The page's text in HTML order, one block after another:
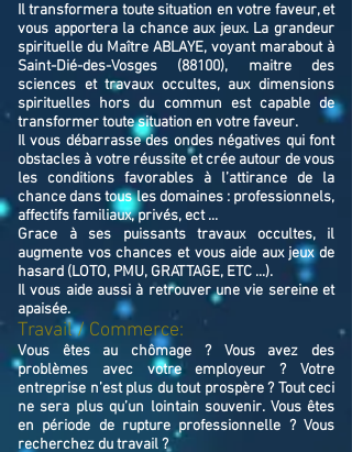
Il transformera toute situation en votre faveur, et
vous apportera la chance aux jeux. La grandeur
spirituelle du Maître ABLAYE, voyant marabout à
Saint-Dié-des-Vosges (88100), maitre des
sciences et travaux occultes, aux dimensions
spirituelles hors du commun est capable de
transformer toute situation en votre faveur.
Il vous débarrasse des ondes négatives qui font
obstacles à votre réussite et crée autour de vous
les conditions favorables à l’attirance de la
chance dans tous les domaines : professionnels,
affectifs familiaux, privés, ect ...
Grace à ses puissants travaux occultes, il
augmente vos chances et vous aide aux jeux de
hasard (LOTO, PMU, GRATTAGE, ETC ...).
Il vous aide aussi à retrouver une vie sereine et
apaisée.
Travail / Commerce:
Vous êtes au chômage ? Vous avez des
problèmes avec votre employeur ? Votre
entreprise n’est plus du tout prospère ? Tout ceci
ne sera plus qu’un lointain souvenir. Vous êtes
en période de rupture professionnelle ? Vous
recherchez du travail ?